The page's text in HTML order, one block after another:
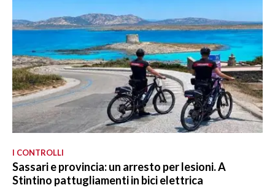
I CONTROLLI
Sassari e provincia: un arresto per lesioni. A
Stintino pattugliamenti in bici elettrica